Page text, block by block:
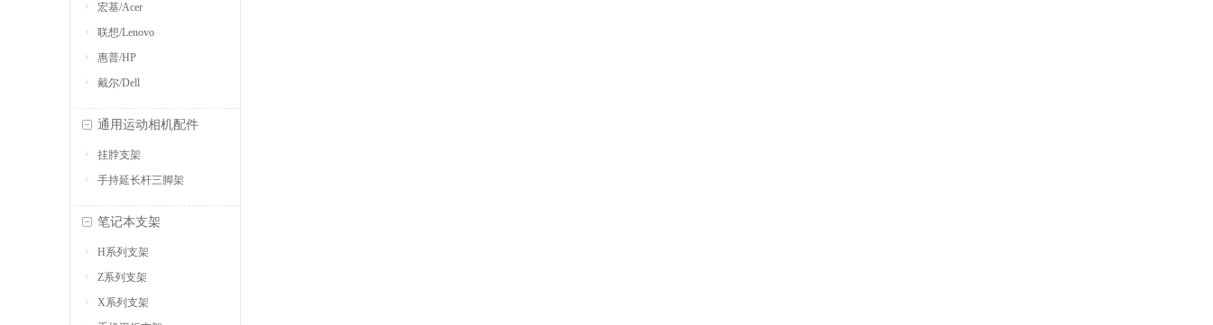
宏基/Acer
联想/Lenovo
惠普/HP
戴尔/Dell
通用运动相机配件
挂脖支架
手持延长杆三脚架
笔记本支架
H系列支架
Z系列支架
X系列支架